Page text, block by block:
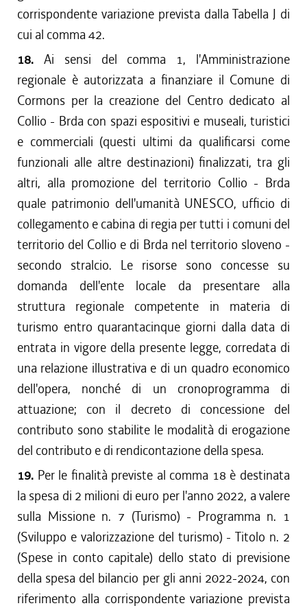
corrispondente variazione prevista dalla Tabella J di
cui al comma 42.
18. Ai sensi del comma 1, l'Amministrazione
regionale è autorizzata a finanziare il Comune di
Cormons per la creazione del Centro dedicato al
Collio - Brda con spazi espositivi e museali, turistici
e commerciali (questi ultimi da qualificarsi come
funzionali alle altre destinazioni) finalizzati, tra gli
altri, alla promozione del territorio Collio - Brda
quale patrimonio dell'umanità UNESCO, ufficio di
collegamento e cabina di regia per tutti i comuni del
territorio del Collio e di Brda nel territorio sloveno -
secondo stralcio. Le risorse sono concesse su
domanda dell'ente locale da presentare alla
struttura regionale competente in materia di
turismo entro quarantacinque giorni dalla data di
entrata in vigore della presente legge, corredata di
una relazione illustrativa e di un quadro economico
dell'opera, nonché di un cronoprogramma di
attuazione; con il decreto di concessione del
contributo sono stabilite le modalità di erogazione
del contributo e di rendicontazione della spesa.
19. Per le finalità previste al comma 18 è destinata
la spesa di 2 milioni di euro per l'anno 2022, a valere
sulla Missione n. 7 (Turismo) - Programma n. 1
(Sviluppo e valorizzazione del turismo) - Titolo n. 2
(Spese in conto capitale) dello stato di previsione
della spesa del bilancio per gli anni 2022-2024, con
riferimento alla corrispondente variazione prevista